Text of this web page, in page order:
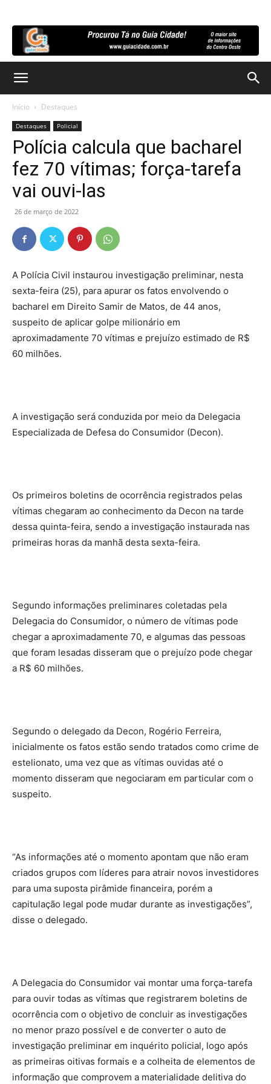
Início Destaques
Destaques Policial
Polícia calcula que bacharel
fez 70 vítimas; força-tarefa
vai ouvi-las
26 de março de 2022
A Polícia Civil instaurou investigação preliminar, nesta
sexta-feira (25), para apurar os fatos envolvendo o
bacharel em Direito Samir de Matos, de 44 anos,
suspeito de aplicar golpe milionário em
aproximadamente 70 vítimas e prejuízo estimado de R$
60 milhões.
A investigação será conduzida por meio da Delegacia
Especializada de Defesa do Consumidor (Decon).
Os primeiros boletins de ocorrência registrados pelas
vítimas chegaram ao conhecimento da Decon na tarde
dessa quinta-feira, sendo a investigação instaurada nas
primeiras horas da manhã desta sexta-feira.
Segundo informações preliminares coletadas pela
Delegacia do Consumidor, o número de vítimas pode
chegar a aproximadamente 70, e algumas das pessoas
que foram lesadas disseram que o prejuízo pode chegar
a R$ 60 milhões.
Segundo o delegado da Decon, Rogério Ferreira,
inicialmente os fatos estão sendo tratados como crime de
estelionato, uma vez que as vítimas ouvidas até o
momento disseram que negociaram em particular com o
suspeito.
“As informações até o momento apontam que não eram
criados grupos com líderes para atrair novos investidores
para uma suposta pirâmide financeira, porém a
capitulação legal pode mudar durante as investigações”,
disse o delegado.
A Delegacia do Consumidor vai montar uma força-tarefa
para ouvir todas as vítimas que registrarem boletins de
ocorrência com o objetivo de concluir as investigações
no menor prazo possível e de converter o auto de
investigação preliminar em inquérito policial, logo após
as primeiras oitivas formais e a colheita de elementos de
informação que comprovem a materialidade delitiva do